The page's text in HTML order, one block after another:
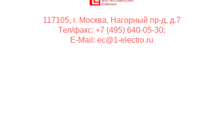
117105, г. Москва, Нагорный пр-д, д.7
Тел/факс: +7 (495) 640-05-30;
E-Mail: ec@1-electro.ru